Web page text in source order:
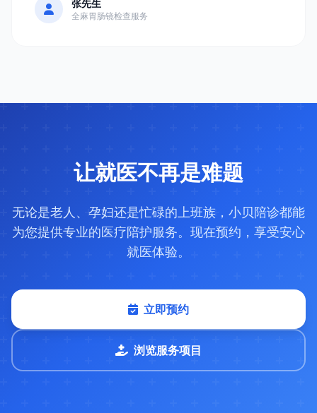
张先生
全麻胃肠镜检查服务
让就医不再是难题
无论是老人、孕妇还是忙碌的上班族，小贝陪诊都能
为您提供专业的医疗陪护服务。现在预约，享受安心
就医体验。
立即预约
浏览服务项目